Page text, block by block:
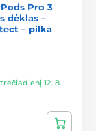
Pro 3
dėklas –
– pilka
trečiadienį 12. 8.